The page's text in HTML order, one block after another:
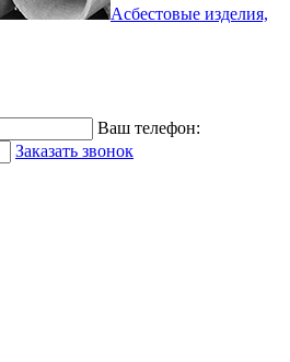
Асбестовые изделия,
Ваш телефон:
Заказать звонок